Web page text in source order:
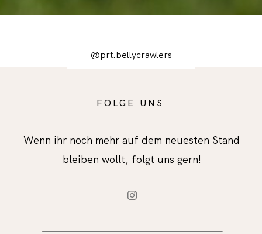
@prt.bellycrawlers
FOLGE UNS
Wenn ihr noch mehr auf dem neuesten Stand
bleiben wollt, folgt uns gern!